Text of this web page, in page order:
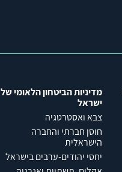
מדיניות הביטחון הלאומי של
ישראל
צבא ואסטרטגיה
חוסן חברתי והחברה
הישראלית
יחסי יהודים-ערבים בישראל